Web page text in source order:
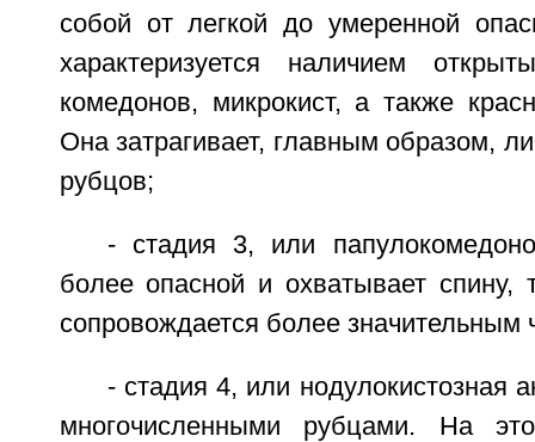
собой от легкой до умеренной
характеризуется наличием
комедонов, микрокист, а также
Она затрагивает, главным образом,
рубцов;
- стадия 3, или
более опасной и охватывает спину,
сопровождается более значительным
- стадия 4, или нодулокистозная
многочисленными рубцами. На